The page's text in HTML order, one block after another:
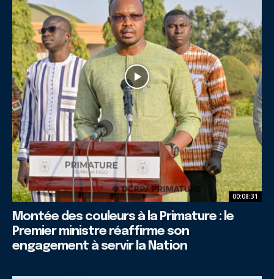
00:08:31
Montée des couleurs à la Primature : le
Premier ministre réaffirme son
engagement à servir la Nation